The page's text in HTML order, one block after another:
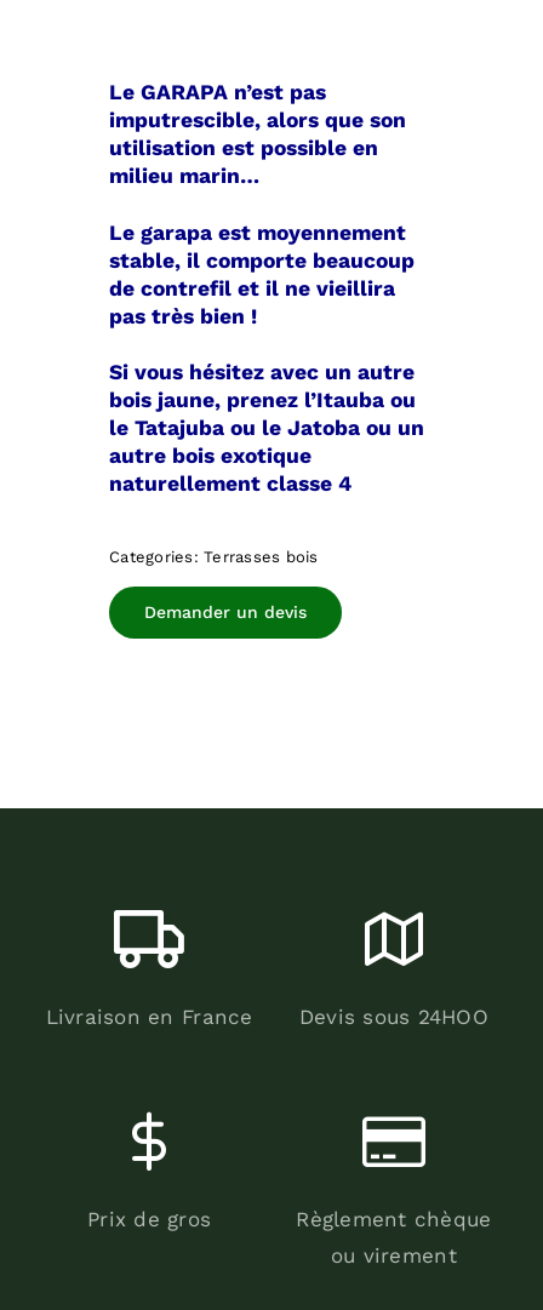
Le GARAPA n’est pas
imputrescible, alors que son
utilisation est possible en
milieu marin…
Le garapa est moyennement
stable, il comporte beaucoup
de contrefil et il ne vieillira
pas très bien !
Si vous hésitez avec un autre
bois jaune, prenez l’Itauba ou
le Tatajuba ou le Jatoba ou un
autre bois exotique
naturellement classe 4
Categories:Terrasses bois
Demander un devis
Livraison en France Devis sous 24HOO
Prix de gros
Règlement chèque
ou virement